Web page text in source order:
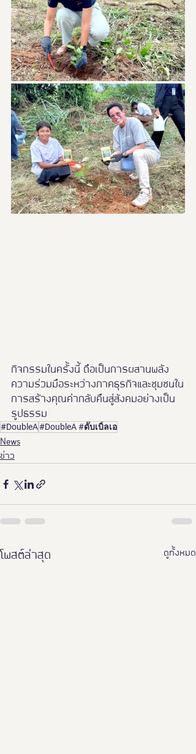
กิจกรรมในครั้งนี้ ถือเป็นการผสานพลัง
ความร่วมมือระหว่างภาคธุรกิจและชุมชนใน
การสร้างคุณค่ากลับคืนสู่สังคมอย่างเป็น
รูปธรรม
#DoubleA#DoubleA #ดั๊บเบิ้ลเอ
News
ข่าว
โพสต์ล่าสุด ดูทั้งหมด